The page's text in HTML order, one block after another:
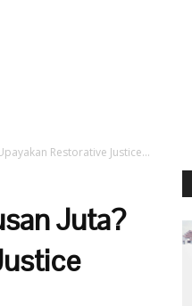
Restorative Justice...
Juta?